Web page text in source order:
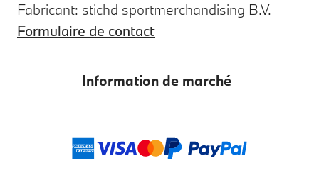
Fabricant: stichd sportmerchandising B.V.
Formulaire de contact
Information de marché
Modes de